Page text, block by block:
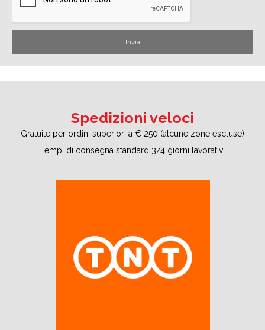
Spedizioni veloci
Gratuite per ordini superiori a € 250 (alcune zone escluse)
Tempi di consegna standard 3/4 giorni lavorativi